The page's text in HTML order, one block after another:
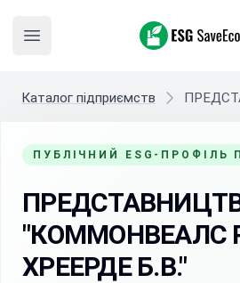
Open main menu
ESG
Каталог підприємств
ПУБЛІЧНИЙ ESG-ПРОФІЛЬ
"КОММОНВЕАЛС
ХРЕЕРДЕ Б.В."